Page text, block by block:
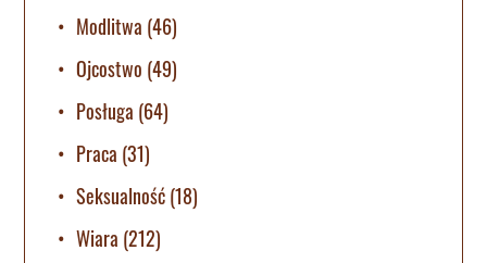
Modlitwa (46)
Ojcostwo (49)
Posługa (64)
Praca (31)
Seksualność(18)
Wiara (212)